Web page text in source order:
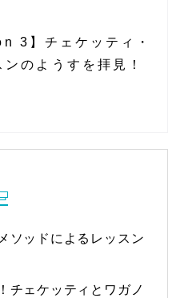
】チェケッティ・
のようすを拝見！
ソッドによるレッスン
チェケッティとワガノ